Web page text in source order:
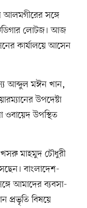
আলমগীরের সঙ্গে
রুডিগার লোটজ। আজ
কার্যালয়ে আসেন
আব্দুল মঈন খান,
উপদেষ্টা
ওবায়েদ উপস্থিত
মাহমুদ চৌধুরী
বাংলাদেশ-
আমাদের ব্যবসা-
প্রভৃতি বিষয়ে